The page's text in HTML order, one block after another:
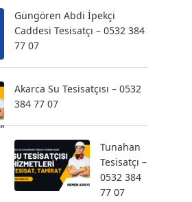
Güngören Abdi İpekçi
Caddesi Tesisatçı – 0532 384
77 07
Akarca Su Tesisatçısı – 0532
384 77 07
Tunahan
Tesisatçı –
0532 384
77 07